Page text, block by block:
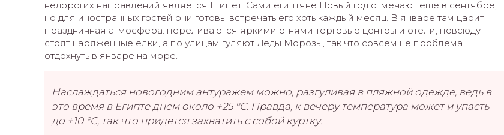
недорогих направлений является Египет. Сами египтяне Новый год отмечают еще в сентябре,
но для иностранных гостей они готовы встречать его хоть каждый месяц. В январе там царит
праздничная атмосфера: переливаются яркими огнями торговые центры и отели, повсюду
стоят наряженные елки, а по улицам гуляют Деды Морозы, так что совсем не проблема
отдохнуть в январе на море.
Наслаждаться новогодним антуражем можно, разгуливая в пляжной одежде, ведь в
это время в Египте днем около +25 °С. Правда, к вечеру температура может и упасть
до +10 °С, так что придется захватить с собой куртку.